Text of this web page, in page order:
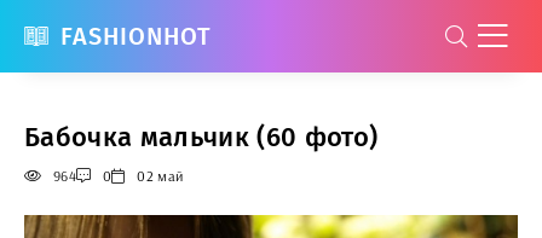
FASHIONHOT
Бабочка мальчик (60 фото)
964 0 02 май